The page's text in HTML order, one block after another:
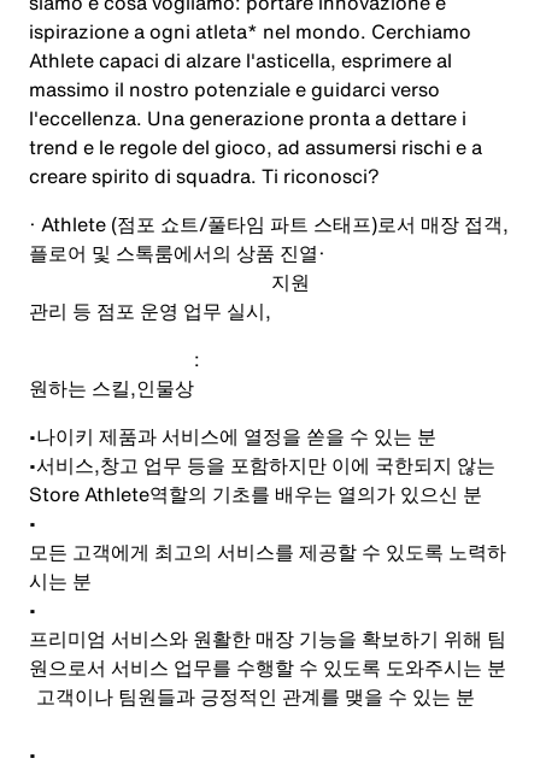
ispirazione a ogni atleta* nel mondo. Cerchiamo
Athlete capaci di alzare l'asticella, esprimere al
massimo il nostro potenziale e guidarci verso
l'eccellenza. Una generazione pronta a dettare i
trend e le regole del gioco, ad assumersi rischi e a
creare spirito di squadra. Ti riconosci?
· Athlete (점포 쇼트/풀타임 파트 스태프)로서 매장 접객,
플로어 및 스톡룸에서의 상품 진열·
관리 등 점포 운영 업무 실시,
지원
원하는 스킬,인물상
:
•나이키 제품과 서비스에 열정을 쏟을 수 있는 분
•서비스,창고 업무 등을 포함하지만 이에 국한되지 않는
Store Athlete역할의 기초를 배우는 열의가 있으신 분
•
모든 고객에게 최고의 서비스를 제공할 수 있도록 노력하
시는 분
•
프리미엄 서비스와 원활한 매장 기능을 확보하기 위해 팀
원으로서 서비스 업무를 수행할 수 있도록 도와주시는 분
•
고객이나 팀원들과 긍정적인 관계를 맺을 수 있는 분